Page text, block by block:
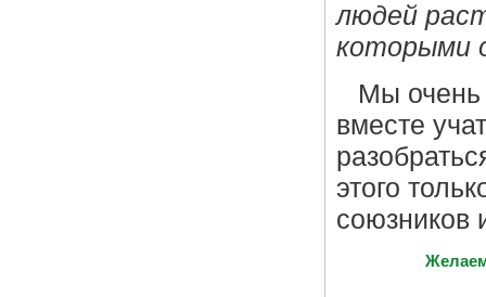
людей
которыми
Мы очень
вместе
этого
союзников